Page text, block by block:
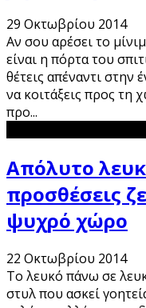
29 Οκτωβρίου 2014
Αν σου αρέσει το
είναι η πόρτα του
θέτεις απέναντι στην
να κοιτάξεις προς τη
προ...
Απόλυτο
προσθέσεις
ψυχρό χώρο
22 Οκτωβρίου 2014
Το λευκό πάνω σε
στυλ που ασκεί